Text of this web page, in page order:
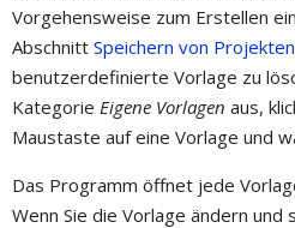
Vorgehensweise zum Erstellen
Abschnitt Speichern von Projekten
benutzerdefinierte Vorlage zu
Kategorie Eigene Vorlagen aus,
Maustaste auf eine Vorlage und
Das Programm öffnet jede
Wenn Sie die Vorlage ändern